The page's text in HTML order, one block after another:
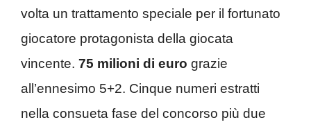
volta un trattamento speciale per il fortunato
giocatore protagonista della giocata
vincente. 75 milioni di euro grazie
all’ennesimo 5+2. Cinque numeri estratti
nella consueta fase del concorso più due